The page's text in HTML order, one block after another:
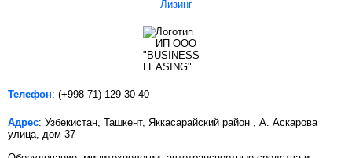
Лизинг
Телефон: (+998 71) 129 30 40
Адрес: Узбекистан, Ташкент, Яккасарайский район , А. Аскарова
улица, дом 37